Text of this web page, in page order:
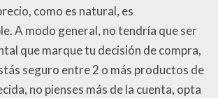
como es natural, es
A modo general, no tendría que ser
que marque tu decisión de compra,
seguro entre 2 o más productos de
no pienses más de la cuenta, opta